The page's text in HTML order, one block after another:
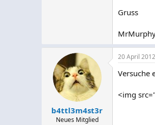
Gruss
b4ttl3m4st3r
Neues Mitglied
20 April 2012
Versuche
<img